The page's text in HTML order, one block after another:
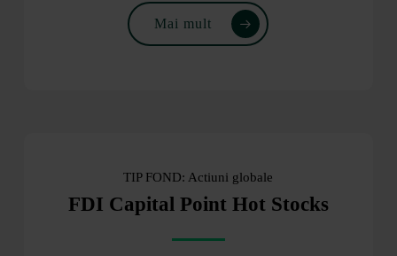
Mai mult
TIP FOND: Actiuni globale
FDI Capital Point Hot Stocks